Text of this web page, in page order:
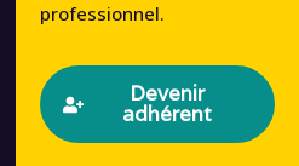
professionnel.
Devenir
adhérent